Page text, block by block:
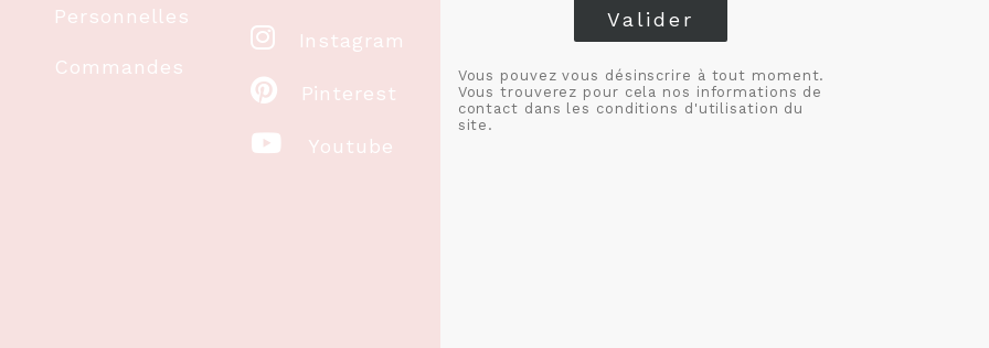
Personnelles
Commandes
 Instagram
 Pinterest
 Youtube
Valider
Vous pouvez vous désinscrire à tout moment.
Vous trouverez pour cela nos informations de
contact dans les conditions d'utilisation du
site.